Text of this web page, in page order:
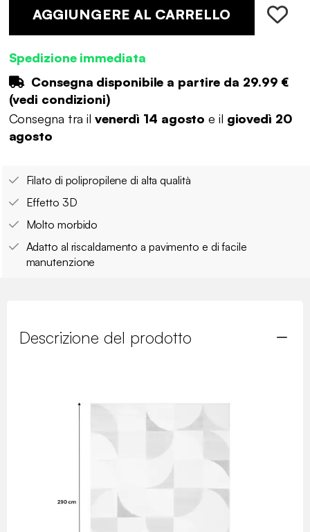
AGGIUNGERE AL CARRELLO
Spedizione immediata
Consegna disponibile a partire da 29.99 €
(vedi condizioni)
Consegna tra il venerdì 14 agosto e il giovedì 20
agosto
Filato di polipropilene di alta qualità
Effetto 3D
Molto morbido
Adatto al riscaldamento a pavimento e di facile
manutenzione
Descrizione del prodotto